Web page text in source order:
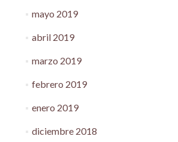
mayo 2019
abril 2019
marzo 2019
febrero 2019
enero 2019
diciembre 2018